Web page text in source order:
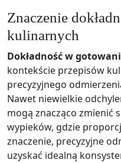
Znaczenie
kulinarnych
Dokładność w
kontekście przepisów
precyzyjnego
Nawet niewielkie
mogą znacząco zmienić
wypieków, gdzie
znaczenie, precyzyjne
uzyskać idealną